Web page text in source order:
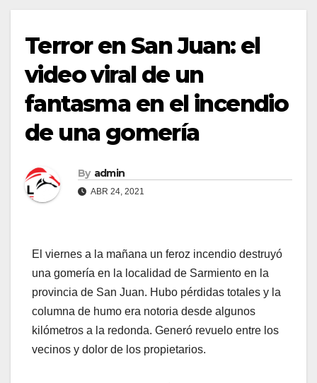
Terror en San Juan: el
video viral de un
fantasma en el incendio
de una gomería
By admin
ABR 24, 2021
El viernes a la mañana un feroz incendio destruyó
una gomería en la localidad de Sarmiento en la
provincia de San Juan. Hubo pérdidas totales y la
columna de humo era notoria desde algunos
kilómetros a la redonda. Generó revuelo entre los
vecinos y dolor de los propietarios.